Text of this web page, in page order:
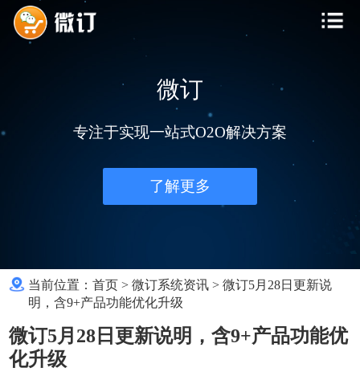
微订
专注于实现一站式O2O解决方案
了解更多
当前位置：首页 >微订系统资讯 >微订5月28日更新说
明，含9+产品功能优化升级
微订5月28日更新说明，含9+产品功能优
化升级